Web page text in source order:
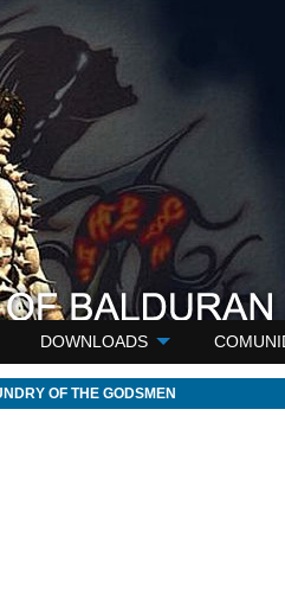
DOWNLOADS
OF THE GODSMEN